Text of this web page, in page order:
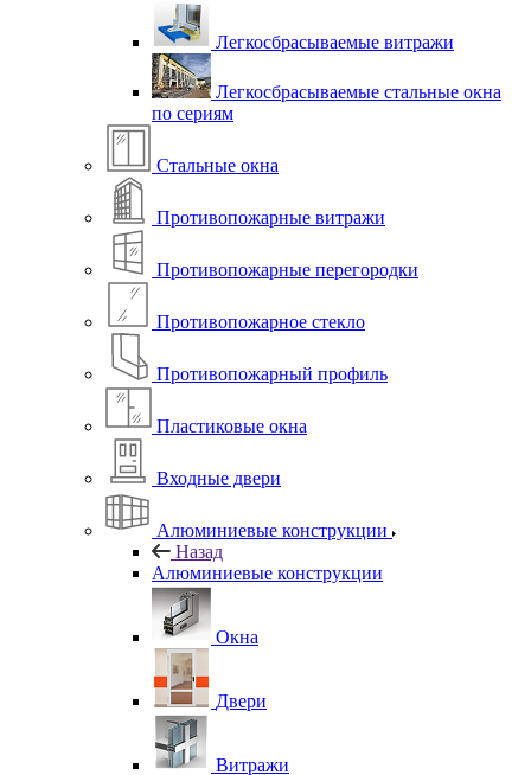
Легкосбрасываемые витражи
Легкосбрасываемые стальные окна
по сериям
Стальные окна
Противопожарные витражи
Противопожарные перегородки
Противопожарное стекло
Противопожарный профиль
Пластиковые окна
Входные двери
Алюминиевые конструкции
Назад
Алюминиевые конструкции
Окна
Двери
Витражи